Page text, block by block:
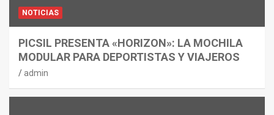
NOTICIAS
PICSIL PRESENTA «HORIZON»: LA MOCHILA
MODULAR PARA DEPORTISTAS Y VIAJEROS
admin